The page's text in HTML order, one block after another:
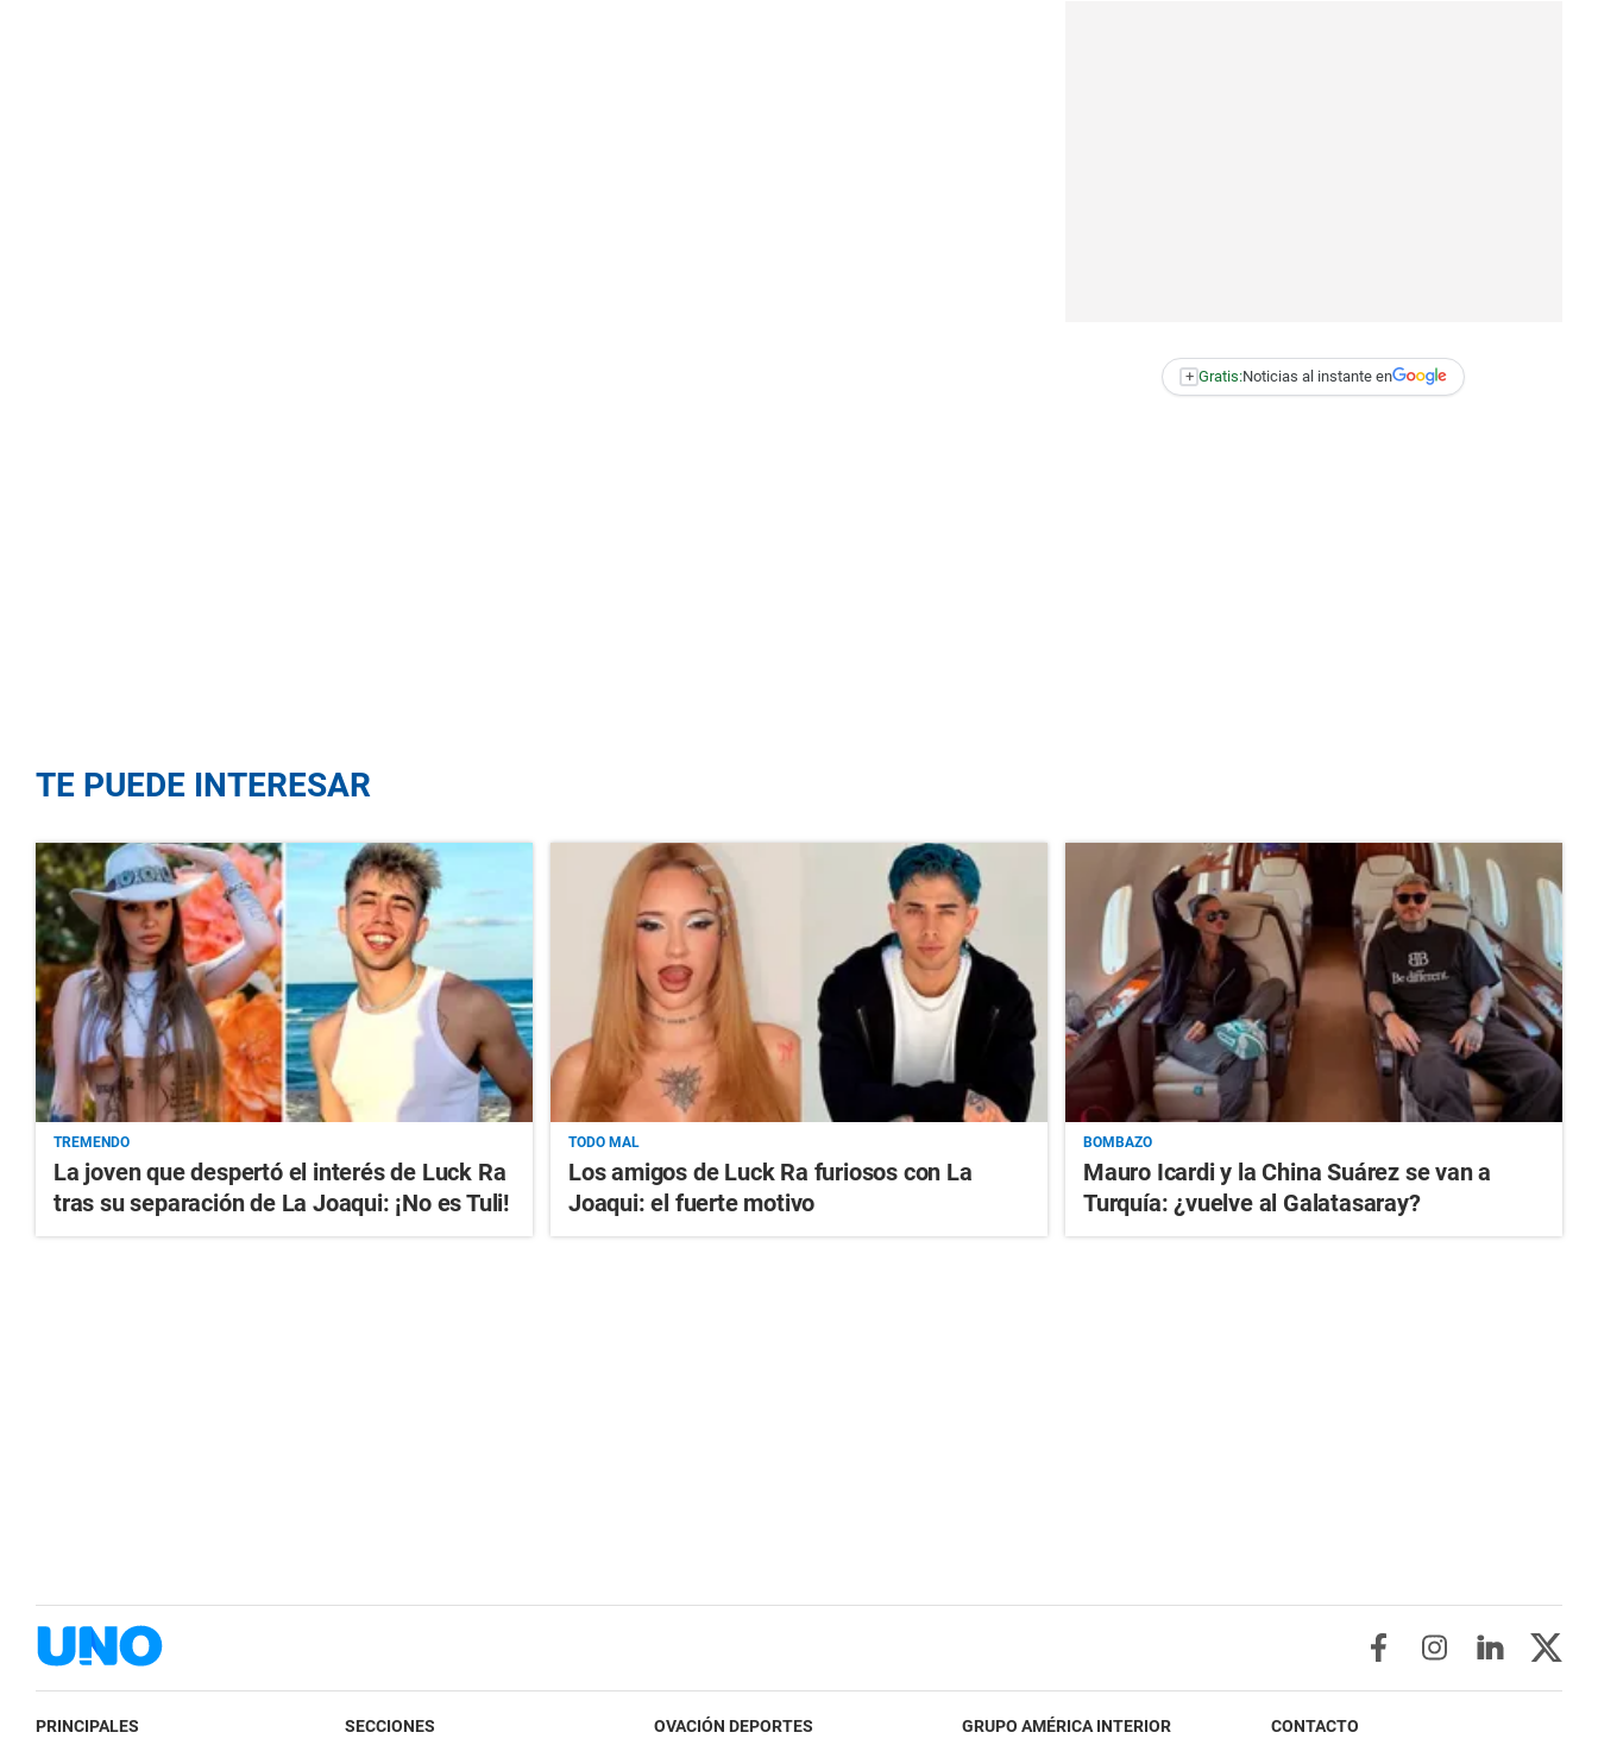
+ Gratis:Noticias al instante en
TE PUEDE INTERESAR
TREMENDO
La joven que despertó el interés de Luck Ra
tras su separación de La Joaqui: ¡No es Tuli!
TODO MAL
Los amigos de Luck Ra furiosos con La
Joaqui: el fuerte motivo
BOMBAZO
Mauro Icardi y la China Suárez se van a
Turquía: ¿vuelve al Galatasaray?
PRINCIPALES SECCIONES OVACIÓN DEPORTES GRUPO AMÉRICA INTERIOR CONTACTO